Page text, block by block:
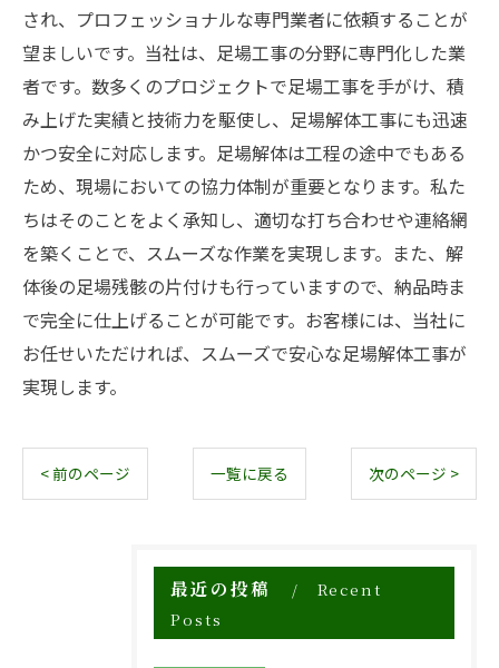
され、プロフェッショナルな専門業者に依頼することが
望ましいです。当社は、足場工事の分野に専門化した業
者です。数多くのプロジェクトで足場工事を手がけ、積
み上げた実績と技術力を駆使し、足場解体工事にも迅速
かつ安全に対応します。足場解体は工程の途中でもある
ため、現場においての協力体制が重要となります。私た
ちはそのことをよく承知し、適切な打ち合わせや連絡網
を築くことで、スムーズな作業を実現します。また、解
体後の足場残骸の片付けも行っていますので、納品時ま
で完全に仕上げることが可能です。お客様には、当社に
お任せいただければ、スムーズで安心な足場解体工事が
実現します。
< 前のページ 一覧に戻る 次のページ >
最近の投稿
Recent
Posts